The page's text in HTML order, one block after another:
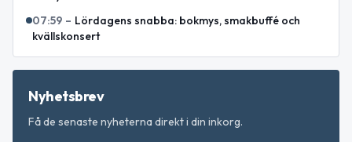
07:59 – Lördagens snabba: bokmys, smakbuffé och
kvällskonsert
Nyhetsbrev
Få de senaste nyheterna direkt i din inkorg.